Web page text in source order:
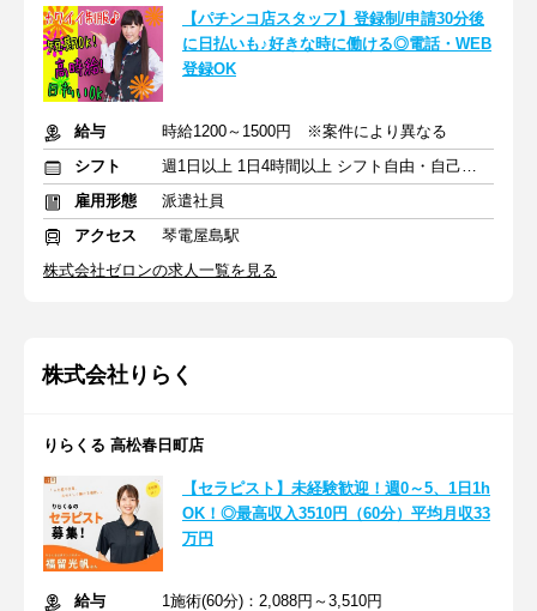
【パチンコ店スタッフ】登録制/申請30分後
に日払いも♪好きな時に働ける◎電話・WEB
登録OK
給与
時給1200～1500円 ※案件により異なる
シフト
週1日以上 1日4時間以上 シフト自由・自己申告
雇用形態
派遣社員
アクセス
琴電屋島駅
株式会社ゼロンの求人一覧を見る
株式会社りらく
りらくる 高松春日町店
【セラピスト】未経験歓迎！週0～5、1日1h
OK！◎最高収入3510円（60分）平均月収33
万円
給与
1施術(60分)：2,088円～3,510円